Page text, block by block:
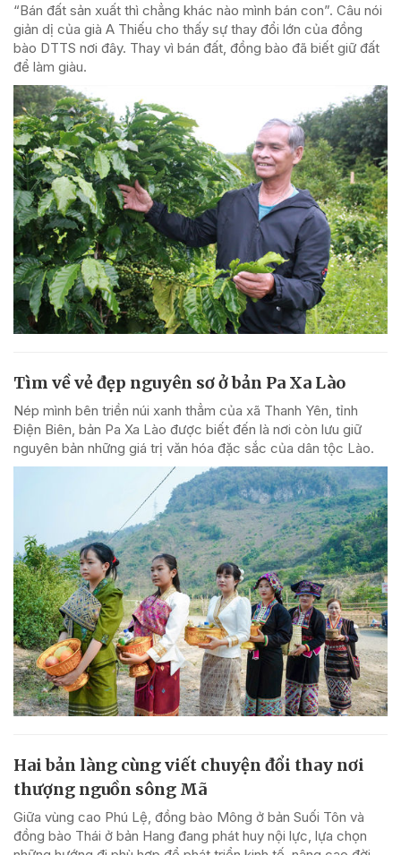
“Bán đất sản xuất thì chẳng khác nào mình bán con”. Câu nói
giản dị của già A Thiếu cho thấy sự thay đổi lớn của đồng
bào DTTS nơi đây. Thay vì bán đất, đồng bào đã biết giữ đất
để làm giàu.
Tìm về vẻ đẹp nguyên sơ ở bản Pa Xa Lào
Nép mình bên triền núi xanh thẳm của xã Thanh Yên, tỉnh
Điện Biên, bản Pa Xa Lào được biết đến là nơi còn lưu giữ
nguyên bản những giá trị văn hóa đặc sắc của dân tộc Lào.
Hai bản làng cùng viết chuyện đổi thay nơi
thượng nguồn sông Mã
Giữa vùng cao Phú Lệ, đồng bào Mông ở bản Suối Tôn và
đồng bào Thái ở bản Hang đang phát huy nội lực, lựa chọn